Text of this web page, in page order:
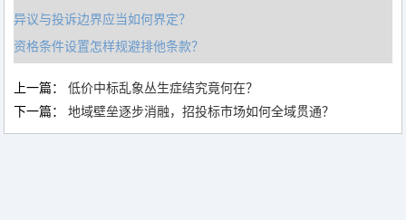
异议与投诉边界应当如何界定？
资格条件设置怎样规避排他条款？
上一篇：低价中标乱象丛生症结究竟何在？
下一篇：地域壁垒逐步消融，招投标市场如何全域贯通？